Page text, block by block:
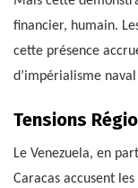
financier, humain.
cette présence
d’impérialisme
Tensions
Le Venezuela, en
Caracas accusent